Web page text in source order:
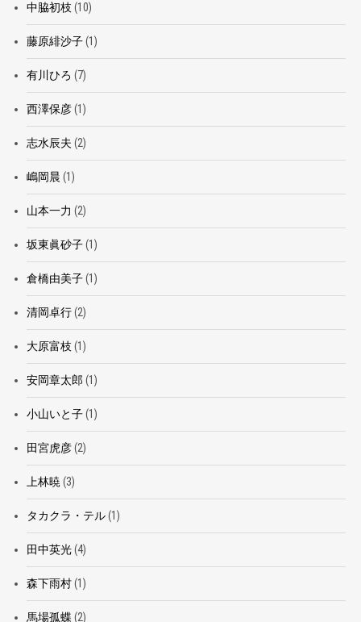
中脇初枝 (10)
藤原緋沙子(1)
有川ひろ (7)
西澤保彦(1)
志水辰夫 (2)
嶋岡晨 (1)
山本一力 (2)
坂東眞砂子(1)
倉橋由美子(1)
清岡卓行(2)
大原富枝 (1)
安岡章太郎 (1)
小山いと子(1)
田宮虎彦(2)
上林暁 (3)
タカクラ・テル(1)
田中英光(4)
森下雨村(1)
馬場孤蝶 (2)